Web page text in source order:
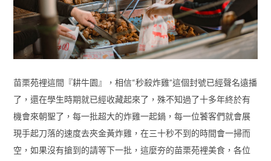
苗栗苑裡這間『耕牛園』，相信“秒殺炸雞”這個封號已經聲名遠播
了，還在學生時期就已經收藏起來了，殊不知過了十多年終於有
機會來朝聖了，每一批超大的炸雞一起鍋，每一位饕客們就會展
現手起刀落的速度去夾金黃炸雞，在三十秒不到的時間會一掃而
空，如果沒有搶到的請等下一批，這麼夯的苗栗苑裡美食，各位